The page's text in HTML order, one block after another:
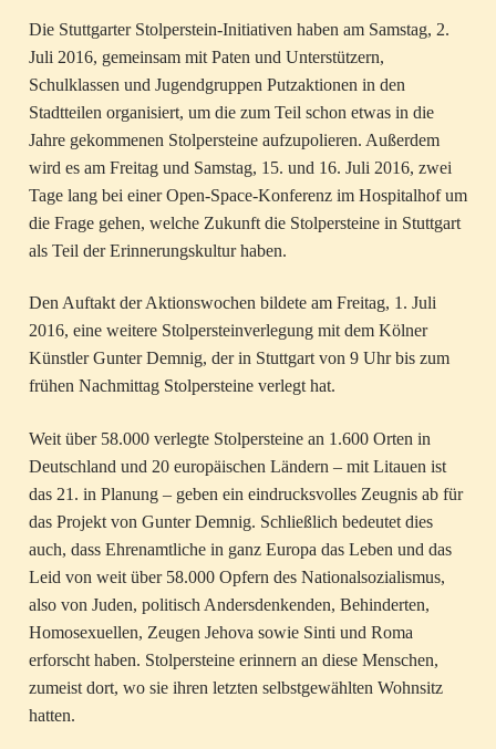
Die Stuttgarter Stolperstein-Initiativen haben am Samstag, 2.
Juli 2016, gemeinsam mit Paten und Unterstützern,
Schulklassen und Jugendgruppen Putzaktionen in den
Stadtteilen organisiert, um die zum Teil schon etwas in die
Jahre gekommenen Stolpersteine aufzupolieren. Außerdem
wird es am Freitag und Samstag, 15. und 16. Juli 2016, zwei
Tage lang bei einer Open-Space-Konferenz im Hospitalhof um
die Frage gehen, welche Zukunft die Stolpersteine in Stuttgart
als Teil der Erinnerungskultur haben.
Den Auftakt der Aktionswochen bildete am Freitag, 1. Juli
2016, eine weitere Stolpersteinverlegung mit dem Kölner
Künstler Gunter Demnig, der in Stuttgart von 9 Uhr bis zum
frühen Nachmittag Stolpersteine verlegt hat.
Weit über 58.000 verlegte Stolpersteine an 1.600 Orten in
Deutschland und 20 europäischen Ländern – mit Litauen ist
das 21. in Planung – geben ein eindrucksvolles Zeugnis ab für
das Projekt von Gunter Demnig. Schließlich bedeutet dies
auch, dass Ehrenamtliche in ganz Europa das Leben und das
Leid von weit über 58.000 Opfern des Nationalsozialismus,
also von Juden, politisch Andersdenkenden, Behinderten,
Homosexuellen, Zeugen Jehova sowie Sinti und Roma
erforscht haben. Stolpersteine erinnern an diese Menschen,
zumeist dort, wo sie ihren letzten selbstgewählten Wohnsitz
hatten.